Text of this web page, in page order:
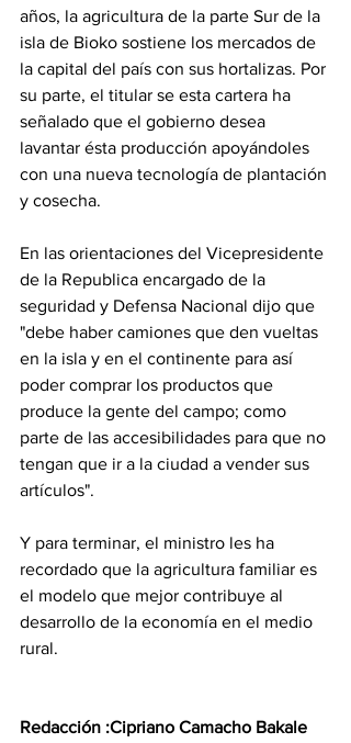
años, la agricultura de la parte Sur de la
isla de Bioko sostiene los mercados de
la capital del país con sus hortalizas. Por
su parte, el titular se esta cartera ha
señalado que el gobierno desea
lavantar ésta producción apoyándoles
con una nueva tecnología de plantación
y cosecha.
En las orientaciones del Vicepresidente
de la Republica encargado de la
seguridad y Defensa Nacional dijo que
"debe haber camiones que den vueltas
en la isla y en el continente para así
poder comprar los productos que
produce la gente del campo; como
parte de las accesibilidades para que no
tengan que ir a la ciudad a vender sus
artículos".
Y para terminar, el ministro les ha
recordado que la agricultura familiar es
el modelo que mejor contribuye al
desarrollo de la economía en el medio
rural.
Redacción :Cipriano Camacho Bakale